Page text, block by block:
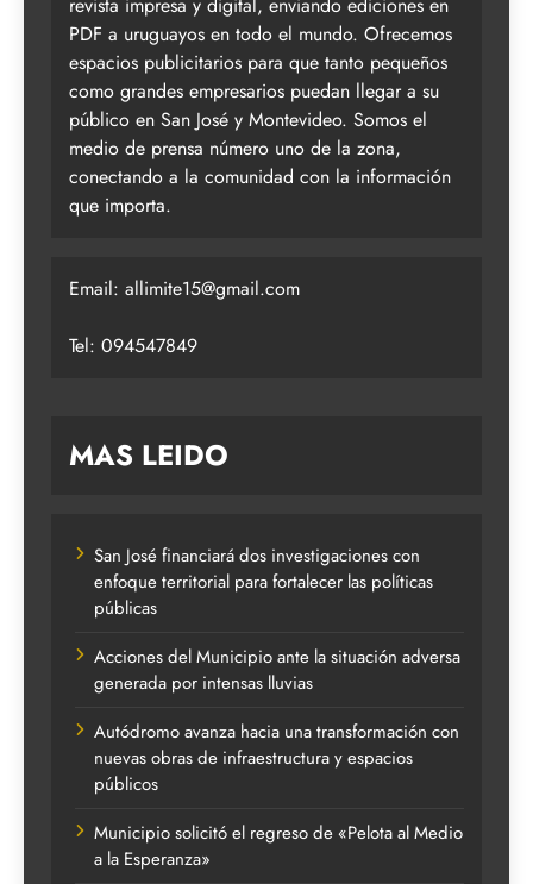
PDF a uruguayos en todo el mundo. Ofrecemos
espacios publicitarios para que tanto pequeños
como grandes empresarios puedan llegar a su
público en San José y Montevideo. Somos el
medio de prensa número uno de la zona,
conectando a la comunidad con la información
que importa.
Email: allimite15@gmail.com
Tel: 094547849
MAS LEIDO
San José financiará dos investigaciones con
enfoque territorial para fortalecer las políticas
públicas
Acciones del Municipio ante la situación adversa
generada por intensas lluvias
Autódromo avanza hacia una transformación con
nuevas obras de infraestructura y espacios
públicos
Municipio solicitó el regreso de «Pelota al Medio
a la Esperanza»